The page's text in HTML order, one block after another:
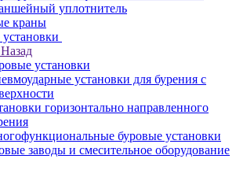
уплотнитель
краны
Назад
установки
установки для бурения с
горизонтально направленного
буровые установки
заводы и смесительное оборудование